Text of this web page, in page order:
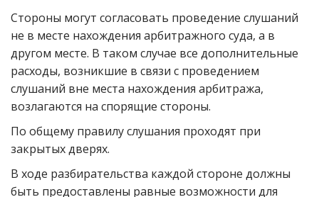
Стороны могут согласовать проведение слушаний
не в месте нахождения арбитражного суда, а в
другом месте. В таком случае все дополнительные
расходы, возникшие в связи с проведением
слушаний вне места нахождения арбитража,
возлагаются на спорящие стороны.
По общему правилу слушания проходят при
закрытых дверях.
В ходе разбирательства каждой стороне должны
быть предоставлены равные возможности для